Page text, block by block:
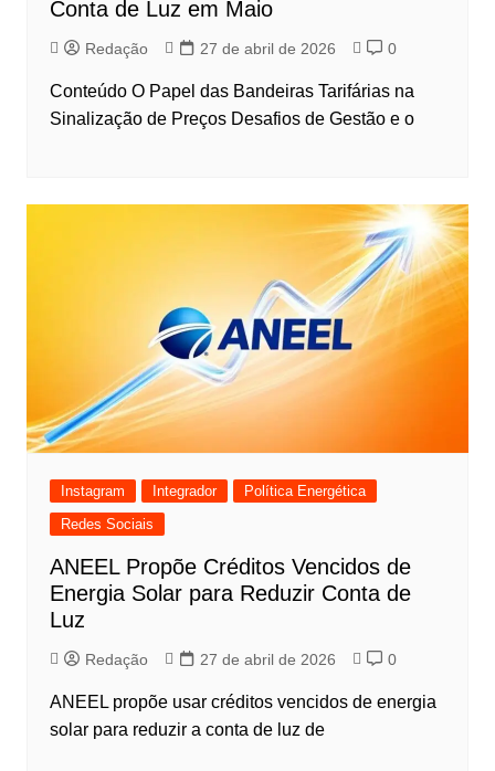
Conta de Luz em Maio
Redação 27 de abril de 2026 0
Conteúdo O Papel das Bandeiras Tarifárias na
Sinalização de Preços Desafios de Gestão e o
Instagram Integrador
Política Energética
Redes Sociais
ANEEL Propõe Créditos Vencidos de
Energia Solar para Reduzir Conta de
Luz
Redação 27 de abril de 2026 0
ANEEL propõe usar créditos vencidos de energia
solar para reduzir a conta de luz de